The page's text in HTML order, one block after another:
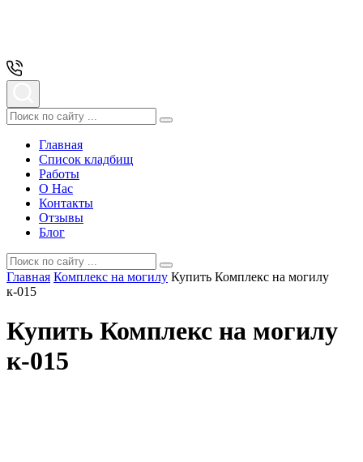
Главная
Список кладбищ
Работы
О Нас
Контакты
Отзывы
Блог
Главная Комплекс на могилу Купить Комплекс на могилу
к-015
Купить Комплекс на могилу
к-015